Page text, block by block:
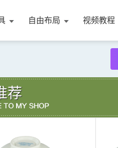
自由布局 视频教程
荐